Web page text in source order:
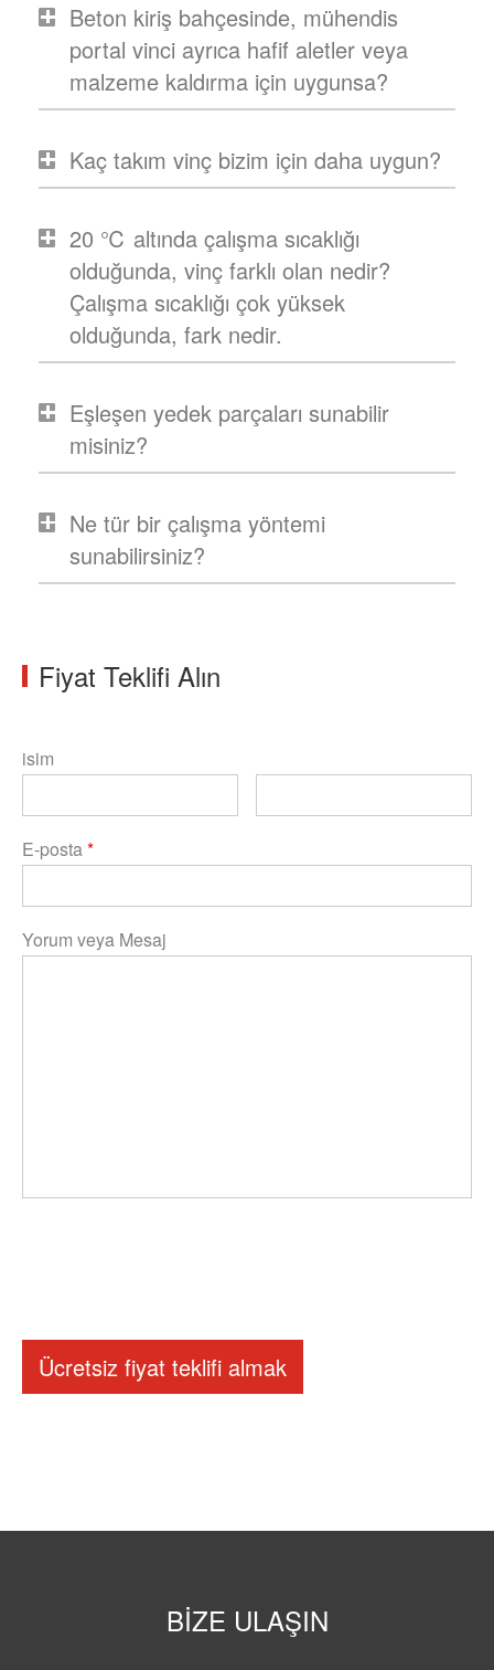
Beton kiriş bahçesinde, mühendis
portal vinci ayrıca hafif aletler veya
malzeme kaldırma için uygunsa?
Kaç takım vinç bizim için daha uygun?
20 ℃ altında çalışma sıcaklığı
olduğunda, vinç farklı olan nedir?
Çalışma sıcaklığı çok yüksek
olduğunda, fark nedir.
Eşleşen yedek parçaları sunabilir
misiniz?
Ne tür bir çalışma yöntemi
sunabilirsiniz?
Fiyat Teklifi Alın
isim
E-posta*
Yorum veya Mesaj
Ücretsiz fiyat teklifi almak
BIZE ULAŞIN